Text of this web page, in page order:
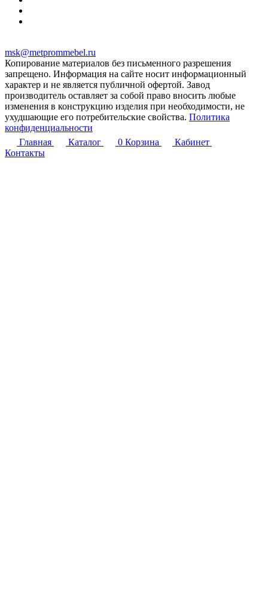
msk@metprommebel.ru
Копирование материалов без письменного разрешения
запрещено. Информация на сайте носит информационный
характер и не является публичной офертой. Завод
производитель оставляет за собой право вносить любые
изменения в конструкцию изделия при необходимости, не
ухудшающие его потребительские свойства. Политика
конфиденциальности
Главная
Каталог 0 Корзина
Кабинет
Контакты